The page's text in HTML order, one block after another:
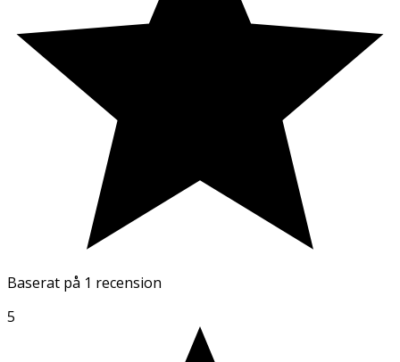
Baserat på 1 recension
5